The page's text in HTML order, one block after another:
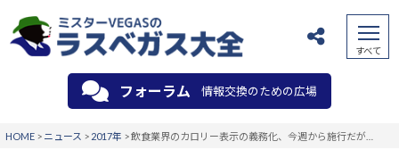
フォーラム 情報交換のための広場
HOME> ニュース > 2017年 >飲食業界のカロリー表示の義務化、今週から施行だが…